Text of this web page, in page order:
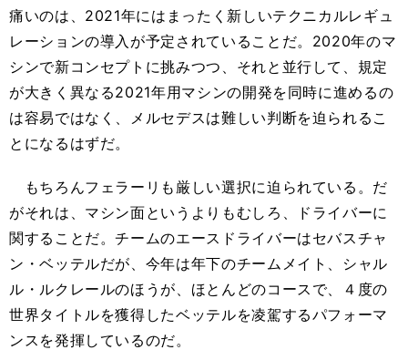
痛いのは、2021年にはまったく新しいテクニカルレギュ
レーションの導入が予定されていることだ。2020年のマ
シンで新コンセプトに挑みつつ、それと並行して、規定
が大きく異なる2021年用マシンの開発を同時に進めるの
は容易ではなく、メルセデスは難しい判断を迫られるこ
とになるはずだ。
もちろんフェラーリも厳しい選択に迫られている。だ
がそれは、マシン面というよりもむしろ、ドライバーに
関することだ。チームのエースドライバーはセバスチャ
ン・ベッテルだが、今年は年下のチームメイト、シャル
ル・ルクレールのほうが、ほとんどのコースで、４度の
世界タイトルを獲得したベッテルを凌駕するパフォーマ
ンスを発揮しているのだ。